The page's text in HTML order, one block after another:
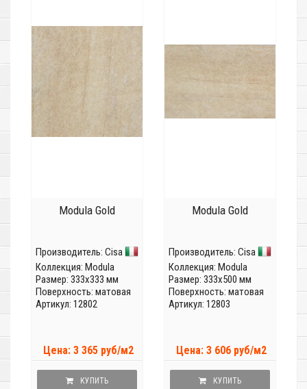
Modula Gold
Производитель: Cisa
Коллекция: Modula
Размер: 333x333 мм
Поверхность: матовая
Артикул: 12802
Цена: 3 365 руб/м2
КУПИТЬ
Modula Gold
Производитель: Cisa
Коллекция: Modula
Размер: 333x500 мм
Поверхность: матовая
Артикул: 12803
Цена: 3 606 руб/м2
КУПИТЬ